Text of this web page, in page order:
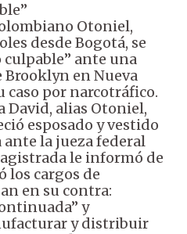
Otoniel,
desde Bogotá, se
culpable” ante una
en Nueva
caso por narcotráfico.
David, alias Otoniel,
esposado y vestido
la jueza federal
le informó de
los cargos de
en su contra:
y
y distribuir